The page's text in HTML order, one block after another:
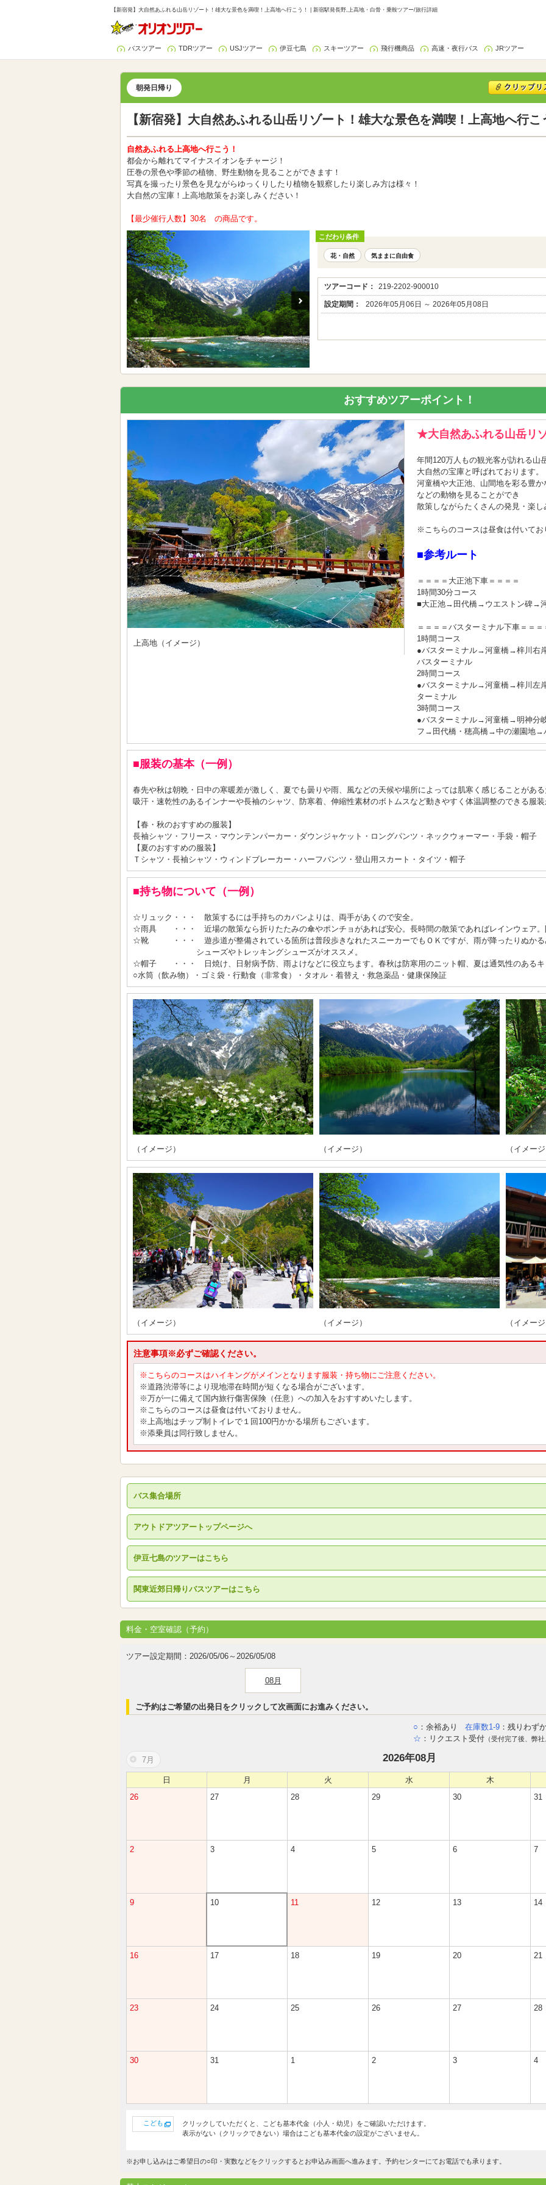
【新宿発】大自然あふれる山岳リゾート！雄大な景色を満喫！上高地へ行こう！ | 新宿駅発長野,上高地・白骨・乗鞍ツアー/旅行詳細
バスツアー TDRツアー USJツアー 伊豆七島 スキーツアー 飛行機商品 高速・夜行バス JRツアー
朝発日帰り
【新宿発】大自然あふれる山岳リゾート！雄大な景色を満喫！上高地へ行こ
自然あふれる上高地へ行こう！
都会から離れてマイナスイオンをチャージ！
圧巻の景色や季節の植物、野生動物を見ることができます！
写真を撮ったり景色を見ながらゆっくりしたり植物を観察したり楽しみ方は様々！
大自然の宝庫！上高地散策をお楽しみください！
【最少催行人数】30名 の商品です。
こだわり条件
花・自然 気ままに自由食
ツアーコード： 219-2202-900010
設定期間： 2026年05月06日 ～ 2026年05月08日
おすすめツアーポイント！
上高地（イメージ）
★大自然あふれる山岳リ
年間120万人もの観光客が訪れる山
大自然の宝庫と呼ばれております。
河童橋や大正池、山間地を彩る豊
などの動物を見ることができ
散策しながらたくさんの発見・楽
※こちらのコースは昼食は付いてお
■参考ルート
＝＝＝＝大正池下車＝＝＝＝
1時間30分コース
■大正池→田代橋→ウエストン碑→
＝＝＝＝バスターミナル下車＝＝＝
1時間コース
●バスターミナル→河童橋→梓川
バスターミナル
2時間コース
●バスターミナル→河童橋→梓川
ターミナル
3時間コース
●バスターミナル→河童橋→明神
フ→田代橋・穂高橋→中の瀬園地→
■服装の基本（一例）
春先や秋は朝晩・日中の寒暖差が激しく、夏でも曇りや雨、風などの天候や場所によっては肌寒く感じることがあ
吸汗・速乾性のあるインナーや長袖のシャツ、防寒着、伸縮性素材のボトムスなど動きやすく体温調整のできる服
【春・秋のおすすめの服装】
長袖シャツ・フリース・マウンテンパーカー・ダウンジャケット・ロングパンツ・ネックウォーマー・手袋・帽子
【夏のおすすめの服装】
Ｔシャツ・長袖シャツ・ウィンドブレーカー・ハーフパンツ・登山用スカート・タイツ・帽子
■持ち物について（一例）
☆リュック・・・ 散策するには手持ちのカバンよりは、両手があくので安全。
☆雨具 ・・・ 近場の散策なら折りたたみの傘やポンチョがあれば安心。長時間の散策であればレインウェア。
☆靴 ・・・ 遊歩道が整備されている箇所は普段歩きなれたスニーカーでもＯＫですが、雨が降ったりぬか
シューズやトレッキングシューズがオススメ。
☆帽子 ・・・ 日焼け、日射病予防、雨よけなどに役立ちます。春秋は防寒用のニット帽、夏は通気性のあるキ
○水筒（飲み物）・ゴミ袋・行動食（非常食）・タオル・着替え・救急薬品・健康保険証
（イメージ） （イメージ） （イメー
（イメージ） （イメージ） （イメー
注意事項※必ずご確認ください。
※こちらのコースはハイキングがメインとなります服装・持ち物にご注意ください。
※道路渋滞等により現地滞在時間が短くなる場合がございます。
※万が一に備えて国内旅行傷害保険（任意）への加入をおすすめいたします。
※こちらのコースは昼食は付いておりません。
※上高地はチップ制トイレで１回100円かかる場所もございます。
※添乗員は同行致しません。
バス集合場所
アウトドアツアートップページへ
伊豆七島のツアーはこちら
関東近郊日帰りバスツアーはこちら
料金・空室確認（予約）
ツアー設定期間：2026/05/06～2026/05/08
08月
ご予約はご希望の出発日をクリックして次画面にお進みください。
○ ：余裕あり 在庫数1-9 ：残りわ
☆ ：リクエスト受付 （受付完了後、弊
2026年08月
7月
日 月 火 水
木
26
27 28 29 30 31
2 3 4 5 6 7
9 10 11 12 13 14
16 17 18 19 20 21
23 24 25 26 27 28
30 31 1 2 3 4
こども
クリックしていただくと、こども基本代金（小人・幼児）をご確認いただけます。
表示がない（クリックできない）場合はこども基本代金の設定がございません。
※お申し込みはご希望日の○印・実数などをクリックするとお申込み画面へ進みます。予約センターにてお電話でも承ります。